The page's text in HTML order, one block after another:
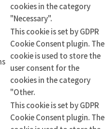
cookies in the category
"Necessary".
This cookie is set by GDPR
Cookie Consent plugin. The
cookie is used to store the
user consent for the
cookies in the category
"Other.
This cookie is set by GDPR
Cookie Consent plugin. The